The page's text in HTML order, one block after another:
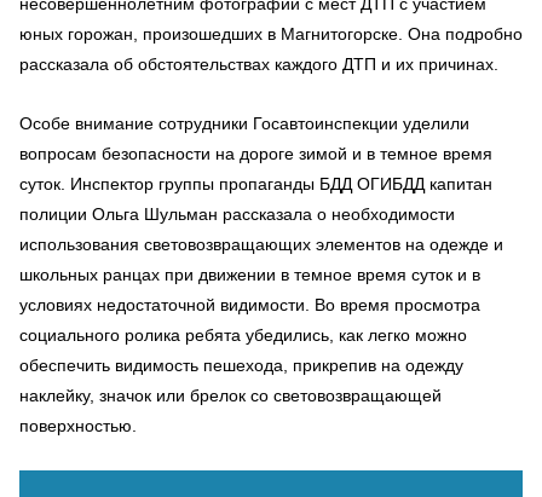
юных горожан, произошедших в Магнитогорске. Она подробно
рассказала об обстоятельствах каждого ДТП и их причинах.
Особе внимание сотрудники Госавтоинспекции уделили
вопросам безопасности на дороге зимой и в темное время
суток. Инспектор группы пропаганды БДД ОГИБДД капитан
полиции Ольга Шульман рассказала о необходимости
использования световозвращающих элементов на одежде и
школьных ранцах при движении в темное время суток и в
условиях недостаточной видимости. Во время просмотра
социального ролика ребята убедились, как легко можно
обеспечить видимость пешехода, прикрепив на одежду
наклейку, значок или брелок со световозвращающей
поверхностью.